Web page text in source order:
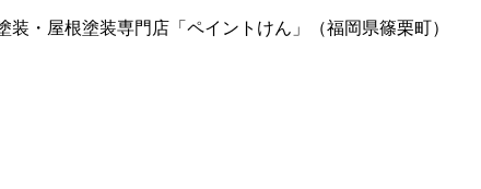
・屋根塗装専門店「ペイントけん」（福岡県篠栗町）